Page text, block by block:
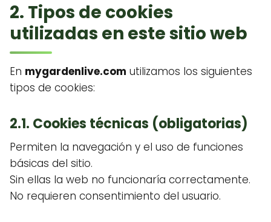
2. Tipos de cookies
utilizadas en este sitio web
En mygardenlive.com utilizamos los siguientes
tipos de cookies:
2.1. Cookies técnicas (obligatorias)
Permiten la navegación y el uso de funciones
básicas del sitio.
Sin ellas la web no funcionaría correctamente.
No requieren consentimiento del usuario.